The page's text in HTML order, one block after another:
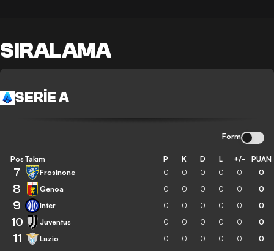
SIRALAMA
SERIE A
Form
Pos Takım P K D L +/- PUAN
7 Frosinone 0 0 0 0 0 0
8 Genoa 0 0 0 0 0 0
9 Inter 0 0 0 0 0 0
10 Juventus 0 0 0 0 0 0
11 Lazio 0 0 0 0 0 0